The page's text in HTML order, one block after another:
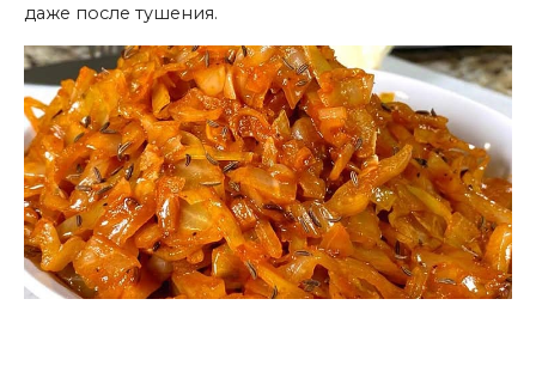
даже после тушения.